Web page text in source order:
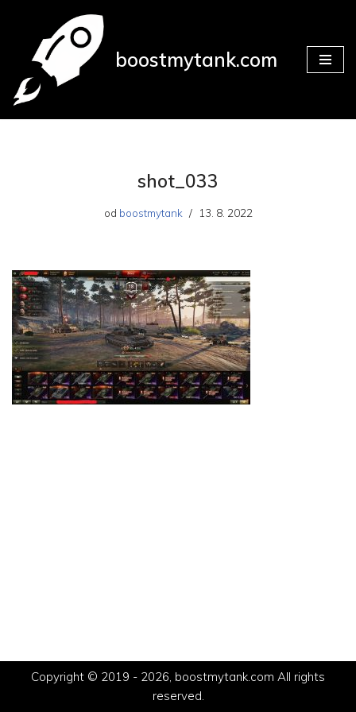
Přeskočit
obsah
boostmytank.com
shot_033
od boostmytank 13. 8. 2022
Copyright © 2019 - 2026, boostmytank.com All rights
reserved.